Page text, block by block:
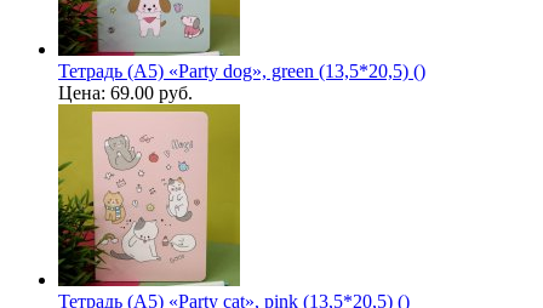
Тетрадь (A5) «Party dog», green (13,5*20,5) ()
Цена: 69.00 руб.
Тетрадь (A5) «Party cat», pink (13,5*20,5) ()